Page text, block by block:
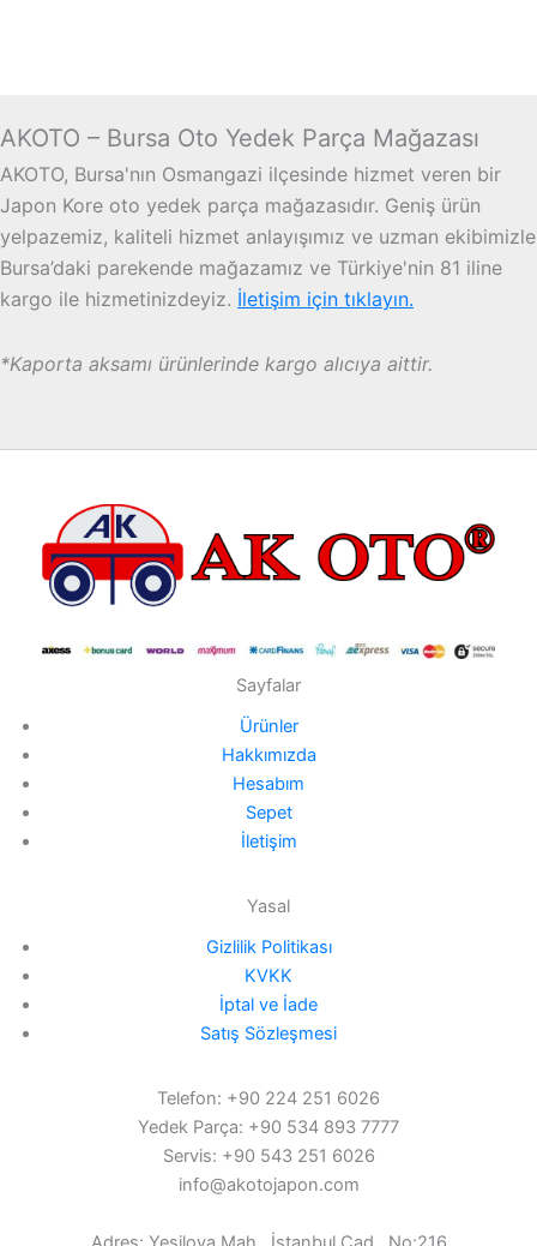
AKOTO – Bursa Oto Yedek Parça Mağazası
AKOTO, Bursa'nın Osmangazi ilçesinde hizmet veren bir
Japon Kore oto yedek parça mağazasıdır. Geniş ürün
yelpazemiz, kaliteli hizmet anlayışımız ve uzman ekibimizle
Bursa’daki parekende mağazamız ve Türkiye'nin 81 iline
kargo ile hizmetinizdeyiz. İletişim için tıklayın.
*Kaporta aksamı ürünlerinde kargo alıcıya aittir.
Sayfalar
Ürünler
Hakkımızda
Hesabım
Sepet
İletişim
Yasal
Gizlilik Politikası
KVKK
İptal ve İade
Satış Sözleşmesi
Telefon: +90 224 251 6026
Yedek Parça: +90 534 893 7777
Servis: +90 543 251 6026
info@akotojapon.com